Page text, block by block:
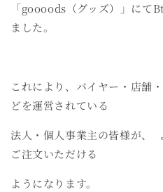
「goooods（グッズ）」にて
ました。
これにより、バイヤー・店舗
どを運営されている
法人・個人事業主の皆様が、
ご注文いただける
ようになります。